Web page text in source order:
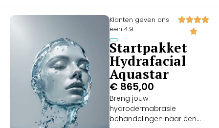
Klanten geven ons
een 4.9
Startpakket
Hydrafacial
Aquastar
€ 865,00
Breng jouw
hydrodermabrasie
behandelingen naar een